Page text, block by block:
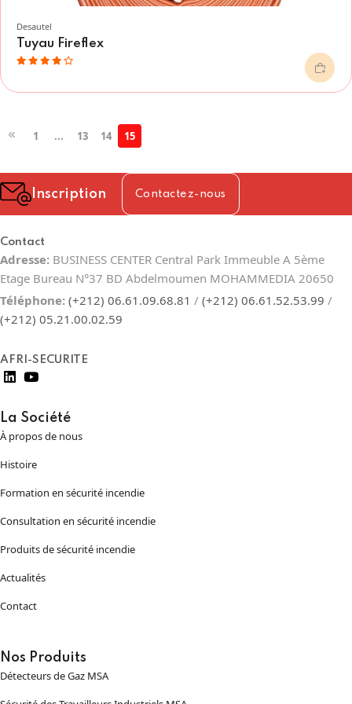
Desautel
Tuyau Fireflex
1 ... 13 14 15
Inscription Contactez-nous
Contact
Adresse: BUSINESS CENTER Central Park Immeuble A 5ème
Etage Bureau N°37 BD Abdelmoumen MOHAMMEDIA 20650
Téléphone: (+212) 06.61.09.68.81 / (+212) 06.61.52.53.99 /
(+212) 05.21.00.02.59
AFRI-SECURITE
La Société
À propos de nous
Histoire
Formation en sécurité incendie
Consultation en sécurité incendie
Produits de sécurité incendie
Actualités
Contact
Nos Produits
Détecteurs de Gaz MSA